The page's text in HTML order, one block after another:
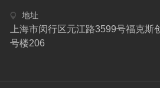
地址
上海市闵行区元江路3599号福克斯
号楼206